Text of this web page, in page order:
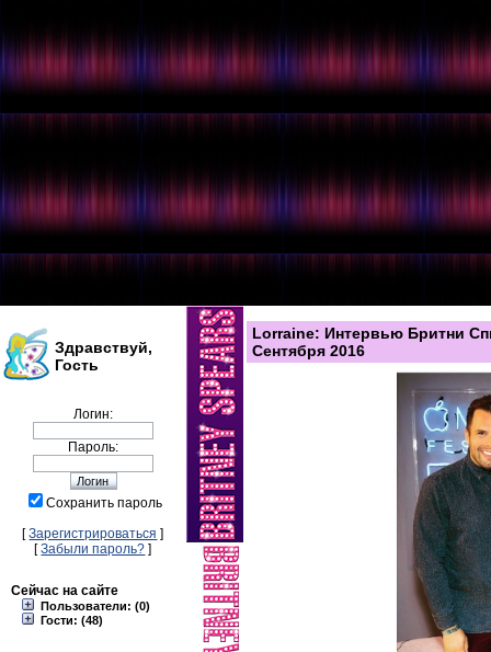
Здравствуй,
Гость
Логин:
Пароль:
Сохранить пароль
[Зарегистрироваться ]
[Забыли пароль? ]
Сейчас на сайте
Пользователи: (0)
Гости: (48)
Lorraine: Интервью Бритни
Сентября 2016